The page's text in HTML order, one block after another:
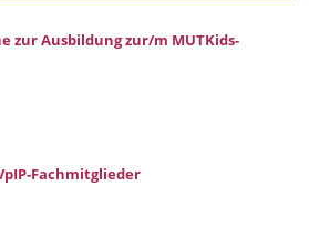
zur Ausbildung zur/m MUTKids-
Fachmitglieder